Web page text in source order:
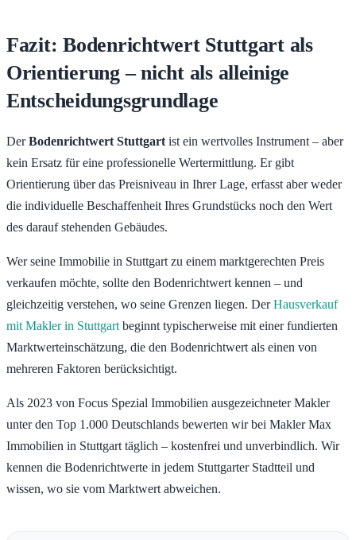
Fazit: Bodenrichtwert Stuttgart als
Orientierung – nicht als alleinige
Entscheidungsgrundlage
DerBodenrichtwert Stuttgart ist ein wertvolles Instrument – aber
kein Ersatz für eine professionelle Wertermittlung. Er gibt
Orientierung über das Preisniveau in Ihrer Lage, erfasst aber weder
die individuelle Beschaffenheit Ihres Grundstücks noch den Wert
des darauf stehenden Gebäudes.
Wer seine Immobilie in Stuttgart zu einem marktgerechten Preis
verkaufen möchte, sollte den Bodenrichtwert kennen – und
gleichzeitig verstehen, wo seine Grenzen liegen. DerHausverkauf
mit Makler in Stuttgart beginnt typischerweise mit einer fundierten
Marktwerteinschätzung, die den Bodenrichtwert als einen von
mehreren Faktoren berücksichtigt.
Als 2023 von Focus Spezial Immobilien ausgezeichneter Makler
unter den Top 1.000 Deutschlands bewerten wir bei Makler Max
Immobilien in Stuttgart täglich – kostenfrei und unverbindlich. Wir
kennen die Bodenrichtwerte in jedem Stuttgarter Stadtteil und
wissen, wo sie vom Marktwert abweichen.